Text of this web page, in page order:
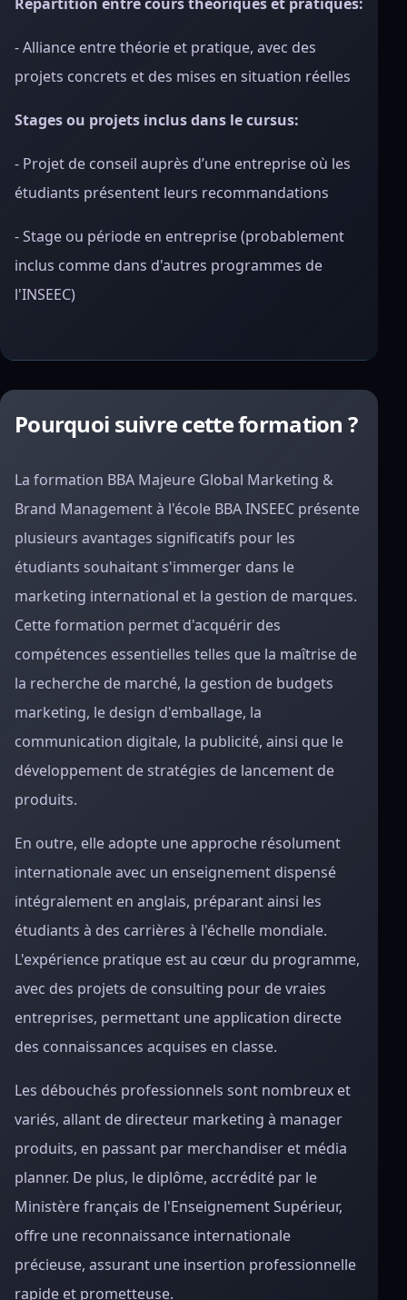
- Alliance entre théorie et pratique, avec des
projets concrets et des mises en situation réelles
Stages ou projets inclus dans le cursus:
- Projet de conseil auprès d’une entreprise où les
étudiants présentent leurs recommandations
- Stage ou période en entreprise (probablement
inclus comme dans d'autres programmes de
l'INSEEC)
Pourquoi suivre cette formation ?
La formation BBA Majeure Global Marketing &
Brand Management à l'école BBA INSEEC présente
plusieurs avantages significatifs pour les
étudiants souhaitant s'immerger dans le
marketing international et la gestion de marques.
Cette formation permet d'acquérir des
compétences essentielles telles que la maîtrise de
la recherche de marché, la gestion de budgets
marketing, le design d'emballage, la
communication digitale, la publicité, ainsi que le
développement de stratégies de lancement de
produits.
En outre, elle adopte une approche résolument
internationale avec un enseignement dispensé
intégralement en anglais, préparant ainsi les
étudiants à des carrières à l'échelle mondiale.
L'expérience pratique est au cœur du programme,
avec des projets de consulting pour de vraies
entreprises, permettant une application directe
des connaissances acquises en classe.
Les débouchés professionnels sont nombreux et
variés, allant de directeur marketing à manager
produits, en passant par merchandiser et média
planner. De plus, le diplôme, accrédité par le
Ministère français de l'Enseignement Supérieur,
offre une reconnaissance internationale
précieuse, assurant une insertion professionnelle
rapide et prometteuse.